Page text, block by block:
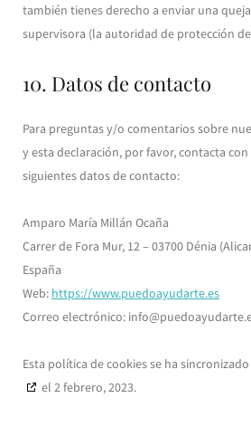
también tienes derecho a enviar una
supervisora (la autoridad de protección
10. Datos de contacto
Para preguntas y/o comentarios sobre
y esta declaración, por favor, contacta
siguientes datos de contacto:
Amparo María Millán Ocaña
Carrer de Fora Mur, 12 – 03700 Dénia
España
Web: https://www.puedoayudarte.es
Correo electrónico: info@
Esta política de cookies se ha
el 2 febrero, 2023.